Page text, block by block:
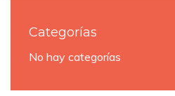
Categorías
No hay categorías